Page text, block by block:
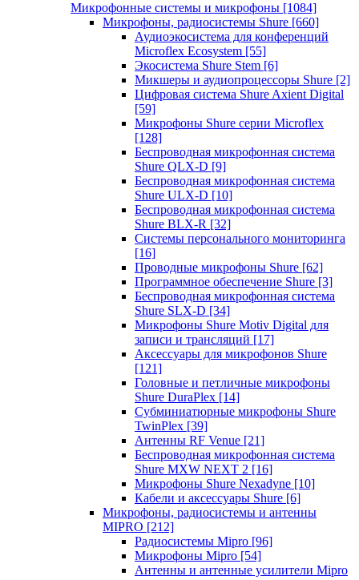
Микрофонные системы и микрофоны [1084]
Микрофоны, радиосистемы Shure [660]
Аудиоэкосистема для конференций
Microflex Ecosystem [55]
Экосистема Shure Stem [6]
Микшеры и аудиопроцессоры Shure [2]
Цифровая система Shure Axient Digital
[59]
Микрофоны Shure серии Microflex
[128]
Беспроводная микрофонная система
Shure QLX-D [9]
Беспроводная микрофонная система
Shure ULX-D [10]
Беспроводная микрофонная система
Shure BLX-R [32]
Системы персонального мониторинга
[16]
Проводные микрофоны Shure [62]
Программное обеспечение Shure [3]
Беспроводная микрофонная система
Shure SLX-D [34]
Микрофоны Shure Motiv Digital для
записи и трансляций [17]
Аксессуары для микрофонов Shure
[121]
Головные и петличные микрофоны
Shure DuraPlex [14]
Субминиатюрные микрофоны Shure
TwinPlex [39]
Антенны RF Venue [21]
Беспроводная микрофонная система
Shure MXW NEXT 2 [16]
Микрофоны Shure Nexadyne [10]
Кабели и аксессуары Shure [6]
Микрофоны, радиосистемы и антенны
MIPRO [212]
Радиосистемы Mipro [96]
Микрофоны Mipro [54]
Антенны и антенные усилители Mipro